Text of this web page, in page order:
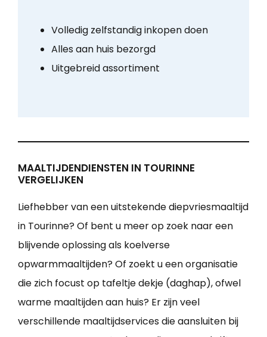
Volledig zelfstandig inkopen doen
Alles aan huis bezorgd
Uitgebreid assortiment
MAALTIJDENDIENSTEN IN TOURINNE
VERGELIJKEN
Liefhebber van een uitstekende diepvriesmaaltijd
in Tourinne? Of bent u meer op zoek naar een
blijvende oplossing als koelverse
opwarmmaaltijden? Of zoekt u een organisatie
die zich focust op tafeltje dekje (daghap), ofwel
warme maaltijden aan huis? Er zijn veel
verschillende maaltijdservices die aansluiten bij